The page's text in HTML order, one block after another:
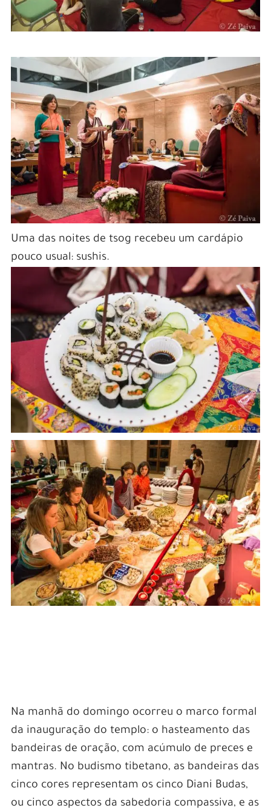
Uma das noites de tsog recebeu um cardápio
pouco usual: sushis.
Na manhã do domingo ocorreu o marco formal
da inauguração do templo: o hasteamento das
bandeiras de oração, com acúmulo de preces e
mantras. No budismo tibetano, as bandeiras das
cinco cores representam os cinco Diani Budas,
ou cinco aspectos da sabedoria compassiva, e as